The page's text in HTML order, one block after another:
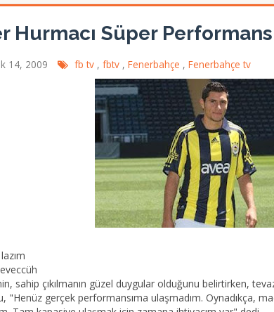
Hurmacı Süper Performans
14, 2009 fb tv , fbtv , Fenerbahçe , Fenerbahçe tv
sahip çıkılmanın güzel duygular olduğunu belirtirken,
"Henüz gerçek performansıma ulaşmadım. Oynadıkça,